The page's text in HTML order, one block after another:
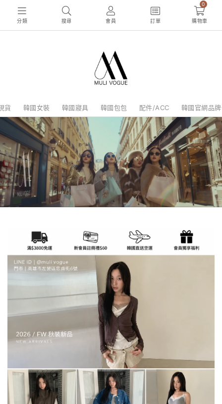
分類 搜尋 會員 訂單
0
購物車
貨 韓國女裝 韓國寢具 韓國包包 配件/ACC 韓國官網品